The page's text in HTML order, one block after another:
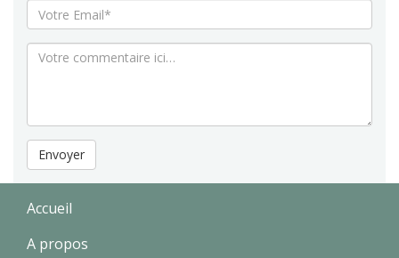
Envoyer
Accueil
A propos